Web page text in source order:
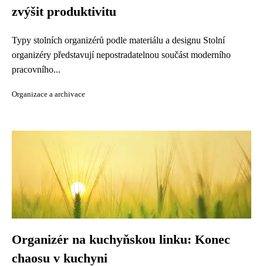
zvýšit produktivitu
Typy stolních organizérů podle materiálu a designu Stolní
organizéry představují nepostradatelnou součást moderního
pracovního...
Organizace a archivace
Organizér na kuchyňskou linku: Konec
chaosu v kuchyni